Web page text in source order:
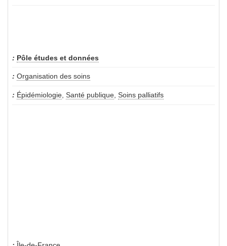
Pôle études et données
Organisation des soins
Épidémiologie, Santé publique, Soins palliatifs